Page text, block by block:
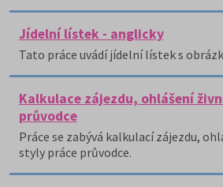
Jídelní lístek - anglicky
Tato práce uvádí jídelní lístek s
Kalkulace zájezdu, ohlášení
průvodce
Práce se zabývá kalkulací zájezdu,
styly práce průvodce.